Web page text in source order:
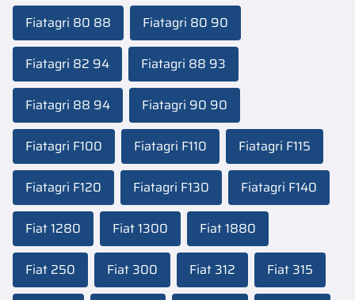
Fiatagri 80 88 Fiatagri 80 90
Fiatagri 82 94 Fiatagri 88 93
Fiatagri 88 94 Fiatagri 90 90
Fiatagri F100 Fiatagri F110 Fiatagri F115
Fiatagri F120 Fiatagri F130 Fiatagri F140
Fiat 1280 Fiat 1300 Fiat 1880
Fiat 250 Fiat 300 Fiat 312 Fiat 315